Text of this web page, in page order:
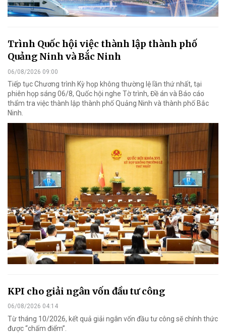
Trình Quốc hội việc thành lập thành phố
Quảng Ninh và Bắc Ninh
06/08/2026 09:00
Tiếp tục Chương trình Kỳ họp không thường lệ lần thứ nhất, tại
phiên họp sáng 06/8, Quốc hội nghe Tờ trình, Đề án và Báo cáo
thẩm tra việc thành lập thành phố Quảng Ninh và thành phố Bắc
Ninh.
KPI cho giải ngân vốn đầu tư công
06/08/2026 04:14
Từ tháng 10/2026, kết quả giải ngân vốn đầu tư công sẽ chính thức
được “chấm điểm”.